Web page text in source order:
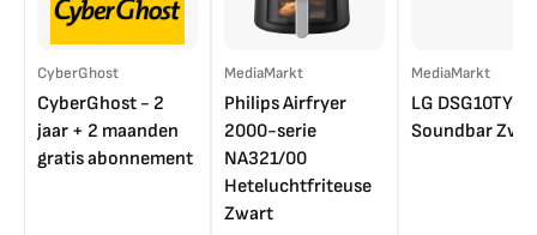
CyberGhost
CyberGhost - 2
jaar + 2 maanden
gratis abonnement
MediaMarkt
Philips Airfryer
2000-serie
NA321/00
Heteluchtfriteuse
Zwart
MediaMarkt
LG DSG10TY
Soundbar